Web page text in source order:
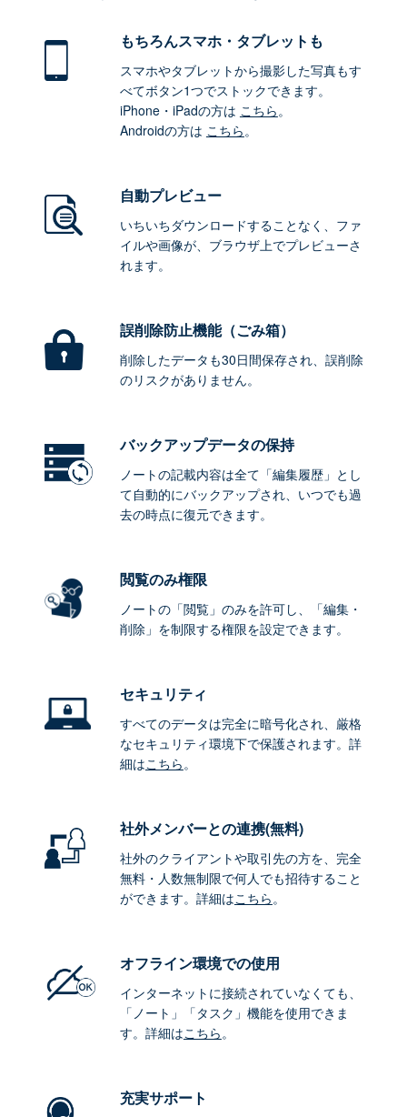
もちろんスマホ・タブレットも
スマホやタブレットから撮影した写真もす
べてボタン1つでストックできます。
iPhone・iPadの方は こちら。
Androidの方は こちら。
自動プレビュー
いちいちダウンロードすることなく、ファ
イルや画像が、ブラウザ上でプレビューさ
れます。
誤削除防止機能（ごみ箱）
削除したデータも30日間保存され、誤削除
のリスクがありません。
バックアップデータの保持
ノートの記載内容は全て「編集履歴」とし
て自動的にバックアップされ、いつでも過
去の時点に復元できます。
閲覧のみ権限
ノートの「閲覧」のみを許可し、「編集・
削除」を制限する権限を設定できます。
セキュリティ
すべてのデータは完全に暗号化され、厳格
なセキュリティ環境下で保護されます。詳
細はこちら。
社外メンバーとの連携(無料)
社外のクライアントや取引先の方を、完全
無料・人数無制限で何人でも招待すること
ができます。詳細はこちら。
オフライン環境での使用
インターネットに接続されていなくても、
「ノート」「タスク」機能を使用できま
す。詳細はこちら。
充実サポート